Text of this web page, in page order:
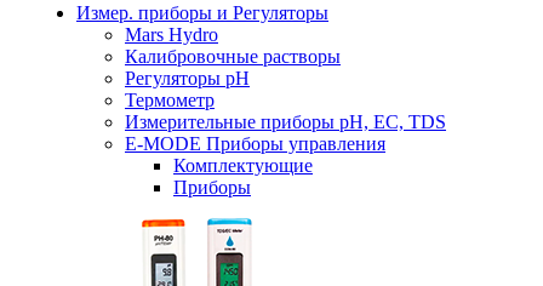
Измер. приборы и Регуляторы
Mars Hydro
Калибровочные растворы
Регуляторы рН
Термометр
Измерительные приборы pH, EC, TDS
E-MODE Приборы управления
Комплектующие
Приборы